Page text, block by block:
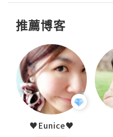
推薦博客
♥Eunice♥